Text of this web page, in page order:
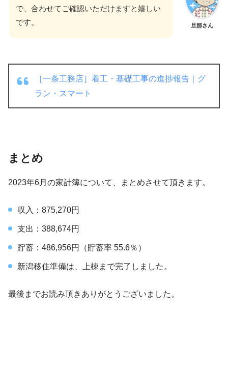
旦那さん
で、合わせてご確認いただけますと嬉しい
です。
［一条工務店］着工・基礎工事の進捗報告｜グ
ラン・スマート
まとめ
2023年6月の家計簿について、まとめさせて頂きます。
収入：875,270円
支出：388,674円
貯蓄：486,956円（貯蓄率 55.6％）
新潟移住準備は、上棟まで完了しました。
最後までお読み頂きありがとうございました。